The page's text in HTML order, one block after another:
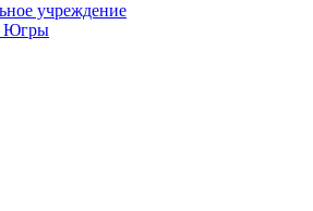
учреждение
Югры